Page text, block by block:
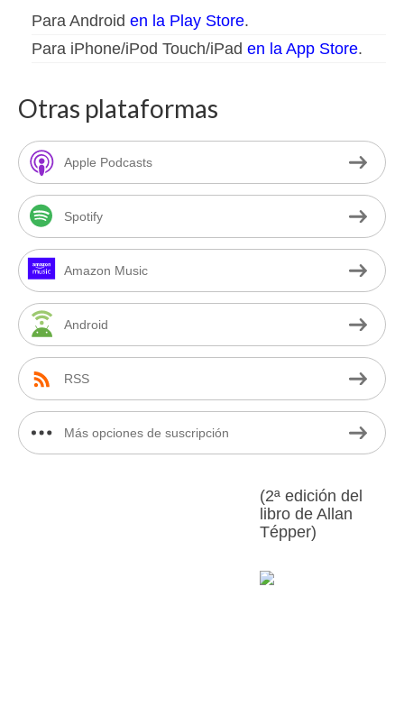
Para Android en la Play Store.
Para iPhone/iPod Touch/iPad en la App Store.
Otras plataformas
Apple Podcasts
Spotify
Amazon Music
Android
RSS
Más opciones de suscripción
(2ª edición del
libro de Allan
Tépper)